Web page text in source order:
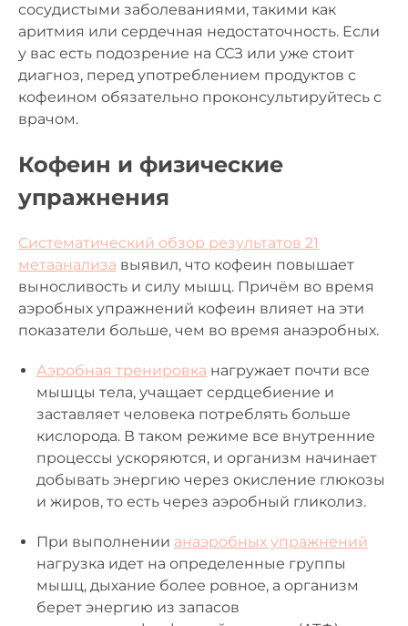
сосудистыми заболеваниями, такими как
аритмия или сердечная недостаточность. Если
у вас есть подозрение на ССЗ или уже стоит
диагноз, перед употреблением продуктов с
кофеином обязательно проконсультируйтесь с
врачом.
Кофеин и физические
упражнения
Систематический обзор результатов 21
метаанализа выявил, что кофеин повышает
выносливость и силу мышц. Причём во время
аэробных упражнений кофеин влияет на эти
показатели больше, чем во время анаэробных.
Аэробная тренировка нагружает почти все
мышцы тела, учащает сердцебиение и
заставляет человека потреблять больше
кислорода. В таком режиме все внутренние
процессы ускоряются, и организм начинает
добывать энергию через окисление глюкозы
и жиров, то есть через аэробный гликолиз.
При выполнении анаэробных упражнений
нагрузка идет на определенные группы
мышц, дыхание более ровное, а организм
берет энергию из запасов